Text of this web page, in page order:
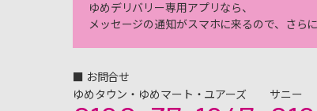
ゆめデリバリー専用アプリなら、
メッセージの通知がスマホに来るので、さらに
■ お問合せ
ゆめタウン・ゆめマート・ユアーズ
サニー